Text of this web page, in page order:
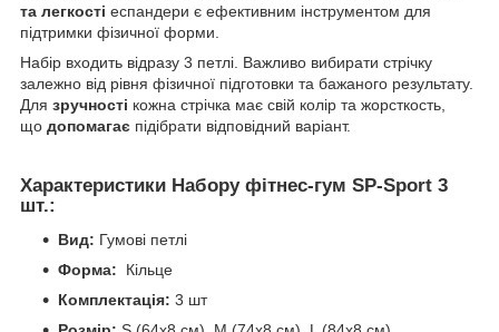
та легкості еспандери є ефективним інструментом для
підтримки фізичної форми.
Набір входить відразу 3 петлі. Важливо вибирати стрічку
залежно від рівня фізичної підготовки та бажаного результату.
Для зручності кожна стрічка має свій колір та жорсткость,
що допомагає підібрати відповідний варіант.
Характеристики Набору фітнес-гум SP-Sport 3
шт.:
Вид: Гумові петлі
Форма:
Кільце
Комплектація: 3 шт